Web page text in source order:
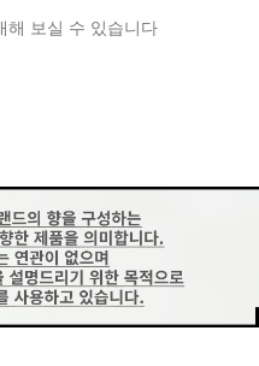
해 보실 수 있습니다